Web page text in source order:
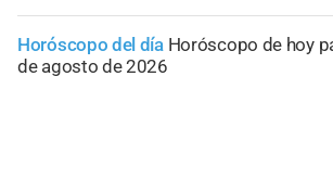
Horóscopo del día Horóscopo de hoy
de agosto de 2026